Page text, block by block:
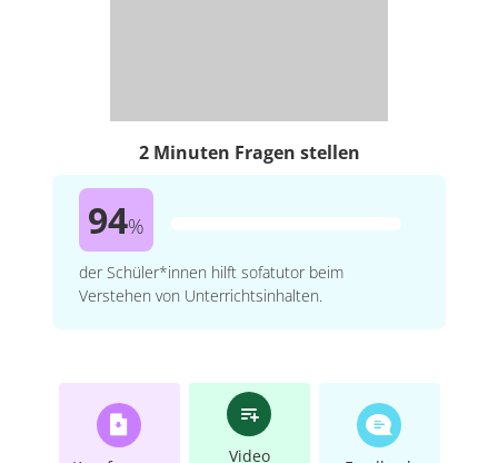
2 Minuten Fragen stellen
94%
der Schüler*innen hilft sofatutor beim
Verstehen von Unterrichtsinhalten.
Video